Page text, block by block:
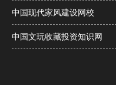
中国现代家风建设网校
中国文玩收藏投资知识网